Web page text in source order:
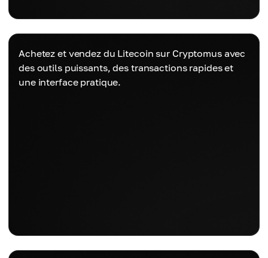
Achetez et vendez du Litecoin sur Cryptomus avec
des outils puissants, des transactions rapides et
une interface pratique.